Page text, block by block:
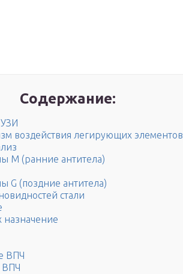
Содержание:
воздействия легирующих элементов
М (ранние антитела)
G (поздние антитела)
стали
назначение
ВПЧ
ВПЧ